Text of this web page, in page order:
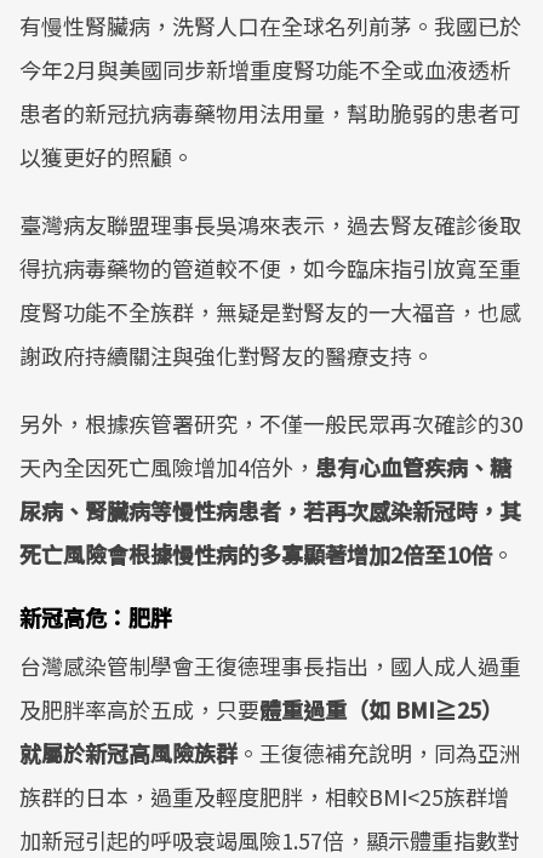
有慢性腎臟病，洗腎人口在全球名列前茅。我國已於
今年2月與美國同步新增重度腎功能不全或血液透析
患者的新冠抗病毒藥物用法用量，幫助脆弱的患者可
以獲更好的照顧。
臺灣病友聯盟理事長吳鴻來表示，過去腎友確診後取
得抗病毒藥物的管道較不便，如今臨床指引放寬至重
度腎功能不全族群，無疑是對腎友的一大福音，也感
謝政府持續關注與強化對腎友的醫療支持。
另外，根據疾管署研究，不僅一般民眾再次確診的30
天內全因死亡風險增加4倍外， 患有心血管疾病、糖
尿病、腎臟病等慢性病患者，若再次感染新冠時，其
死亡風險會根據慢性病的多寡顯著增加2倍至10倍。
新冠高危：肥胖
台灣感染管制學會王復德理事長指出，國人成人過重
及肥胖率高於五成，只要體重過重（如 BMI≧25）
就屬於新冠高風險族群。王復德補充說明，同為亞洲
族群的日本，過重及輕度肥胖，相較BMI<25族群增
加新冠引起的呼吸衰竭風險1.57倍，顯示體重指數對